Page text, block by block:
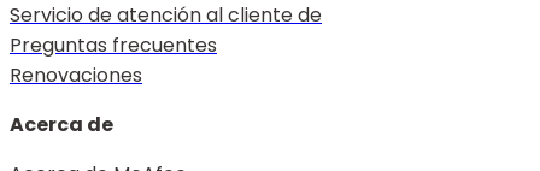
Servicio de atención al cliente de
Preguntas frecuentes
Renovaciones
Acerca de